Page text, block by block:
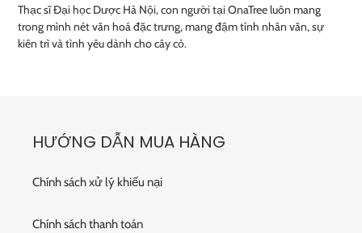
Thạc sĩ Đại học Dược Hà Nội, con người tại OnaTree luôn mang
trong mình nét văn hoá đặc trưng, mang đậm tính nhân văn, sự
kiên trì và tình yêu dành cho cây cỏ.
HƯỚNG DẪN MUA HÀNG
Chính sách xử lý khiếu nại
Chính sách thanh toán